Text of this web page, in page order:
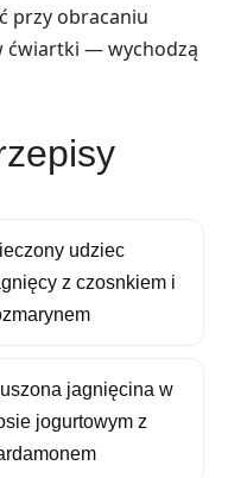
przy obracaniu
ćwiartki — wychodzą
udziec
z czosnkiem i
jagnięcina w
jogurtowym z